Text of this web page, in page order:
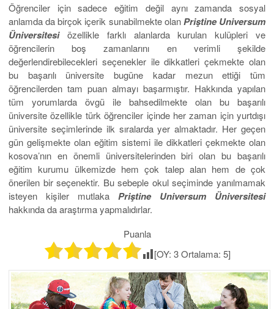
Öğrenciler için sadece eğitim değil aynı zamanda sosyal
anlamda da birçok içerik sunabilmekte olanPriştine Universum
Üniversitesiözellikle farklı alanlarda kurulan kulüpleri ve
öğrencilerin boş zamanlarını en verimli şekilde
değerlendirebilecekleri seçenekler ile dikkatleri çekmekte olan
bu başarılı üniversite bugüne kadar mezun ettiği tüm
öğrencilerden tam puan almayı başarmıştır. Hakkında yapılan
tüm yorumlarda övgü ile bahsedilmekte olan bu başarılı
üniversite özellikle türk öğrenciler içinde her zaman için yurtdışı
üniversite seçimlerinde ilk sıralarda yer almaktadır. Her geçen
gün gelişmekte olan eğitim sistemi ile dikkatleri çekmekte olan
kosova’nın en önemli üniversitelerinden biri olan bu başarılı
eğitim kurumu ülkemizde hem çok talep alan hem de çok
önerilen bir seçenektir. Bu sebeple okul seçiminde yanılmamak
isteyen kişiler mutlaka Priştine Universum Üniversitesi
hakkında da araştırma yapmalıdırlar.
Puanla
[OY: 3Ortalama: 5]